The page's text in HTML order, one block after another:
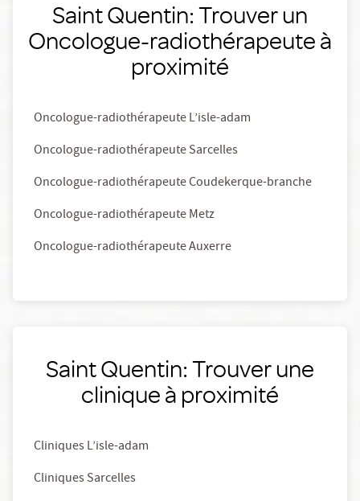
Saint Quentin: Trouver un
Oncologue-radiothérapeute à
proximité
Oncologue-radiothérapeute L’isle-adam
Oncologue-radiothérapeute Sarcelles
Oncologue-radiothérapeute Coudekerque-branche
Oncologue-radiothérapeute Metz
Oncologue-radiothérapeute Auxerre
Saint Quentin: Trouver une
clinique à proximité
Cliniques L’isle-adam
Cliniques Sarcelles